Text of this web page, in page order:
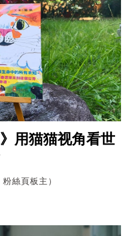
用猫猫视角看世
絲頁板主）